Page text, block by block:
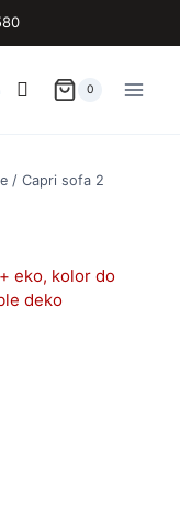
0
/ Capri sofa 2